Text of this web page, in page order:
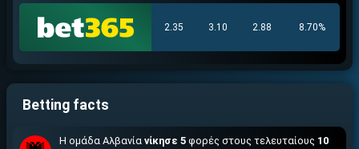
2.35 3.10 2.88 8.70%
Betting facts
Η ομάδα Αλβανία νίκησε 5 φορές στους τελευταίους 10